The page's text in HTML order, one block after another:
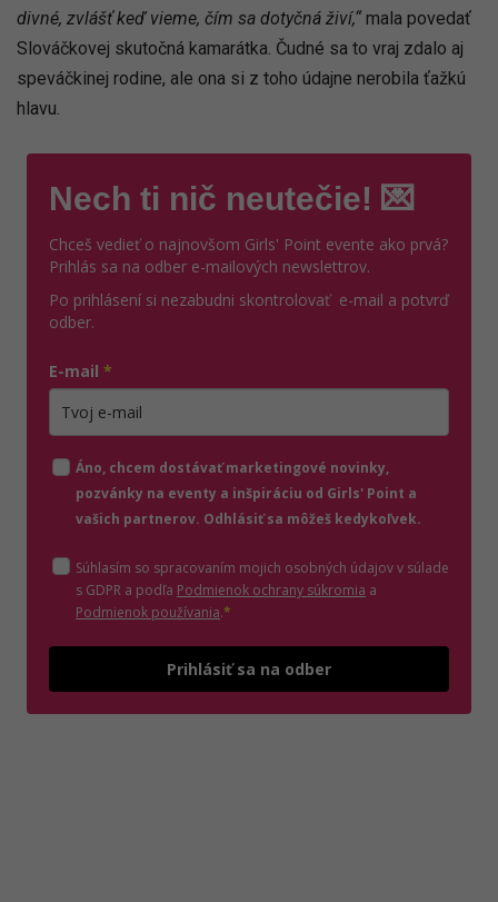
divné, zvlášť keď vieme, čím sa dotyčná živí,“ mala povedať
Slováčkovej skutočná kamarátka. Čudné sa to vraj zdalo aj
speváčkinej rodine, ale ona si z toho údajne nerobila ťažkú
hlavu.
Nech ti nič neutečie! 💌
Chceš vedieť o najnovšom Girls' Point evente ako prvá?
Prihlás sa na odber e-mailových newslettrov.
Po prihlásení si nezabudni skontrolovať e-mail a potvrď
odber.
E-mail *
Áno, chcem dostávať marketingové novinky,
pozvánky na eventy a inšpiráciu od Girls' Point a
vašich partnerov. Odhlásiť sa môžeš kedykoľvek.
Súhlasím so spracovaním mojich osobných údajov v súlade
s GDPR a podľa Podmienok ochrany súkromia (otvorí sa v novom
a
Podmienok používania(otvorí sa v novom okne)
.*
Prihlásiť sa na odber